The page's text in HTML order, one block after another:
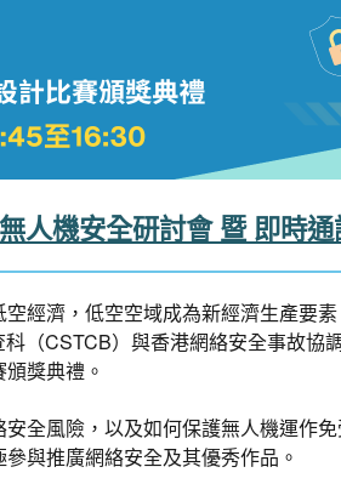
人機安全研討會 暨 即時
經濟，低空空域成為新經濟生產要
（CSTCB）與香港網絡安全事故
獎典禮。
全風險，以及如何保護無人機運作
與推廣網絡安全及其優秀作品。